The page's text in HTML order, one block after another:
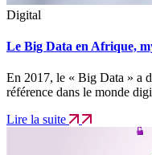
Digital
Le Big Data en Afrique,
En 2017, le « Big Data » a
référence dans le monde
Lire la suite